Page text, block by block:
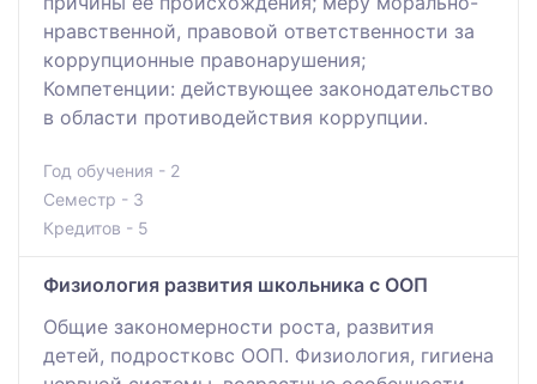
нравственной, правовой ответственности за
коррупционные правонарушения;
Компетенции: действующее законодательство
в области противодействия коррупции.
Год обучения - 2
Семестр - 3
Кредитов - 5
Физиология развития школьника с ООП
Общие закономерности роста, развития
детей, подростковс ООП. Физиология, гигиена